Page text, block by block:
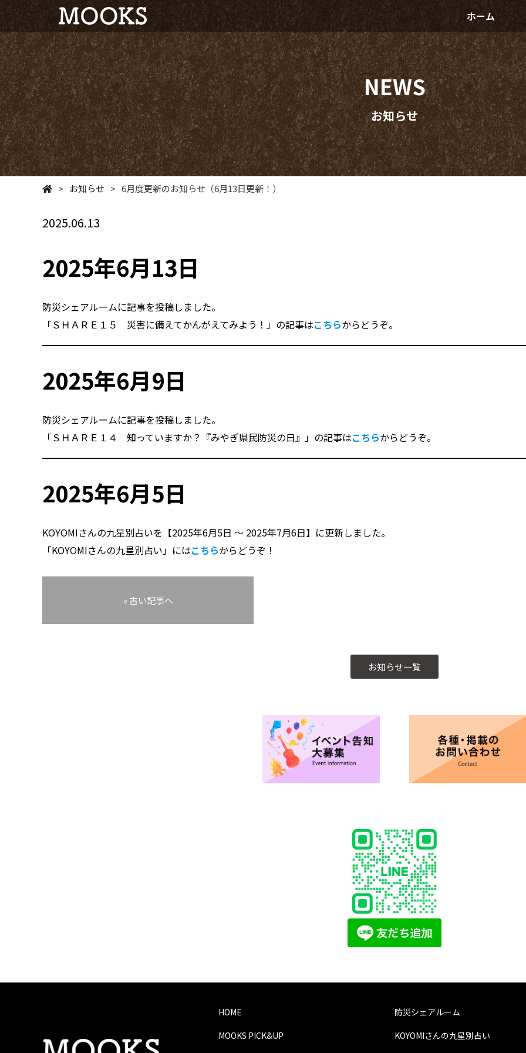
ホーム
NEWS
お知らせ
> お知らせ > 6月度更新のお知らせ（6月13日更新！）
2025.06.13
2025年6月13日
防災シェアルームに記事を投稿しました。
「ＳＨＡＲＥ１５ 災害に備えてかんがえてみよう！」の記事はこちらからどうぞ。
2025年6月9日
防災シェアルームに記事を投稿しました。
「ＳＨＡＲＥ１４ 知っていますか？『みやぎ県民防災の日』」の記事はこちらからどうぞ。
2025年6月5日
KOYOMIさんの九星別占いを【2025年6月5日 〜 2025年7月6日】に更新しました。
「KOYOMIさんの九星別占い」にはこちらからどうぞ！
« 古い記事へ
お知らせ一覧
HOME
MOOKS PICK&UP
防災シェアルーム
KOYOMIさんの九星別占い